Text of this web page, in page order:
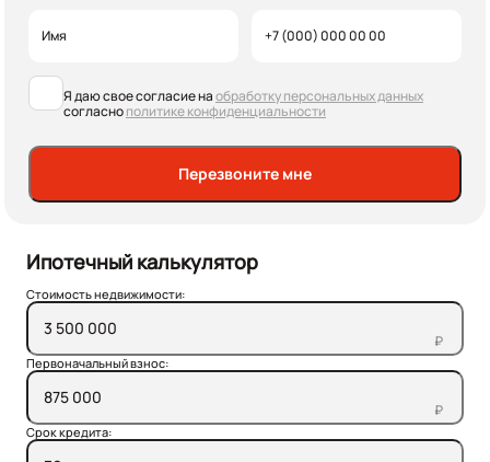
Я даю свое согласие наобработку персональных данных
согласнополитике конфиденциальности
Перезвоните мне
Ипотечный калькулятор
Стоимость недвижимости:
₽
Первоначальный взнос:
₽
Срок кредита: